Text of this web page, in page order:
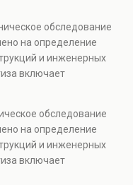
безопасности.
недвижимости,
объектов, а
и технических
обследование
на определение
и инженерных
включает
безопасности.
недвижимости,
объектов, а
и технических
обследование
на определение
и инженерных
включает